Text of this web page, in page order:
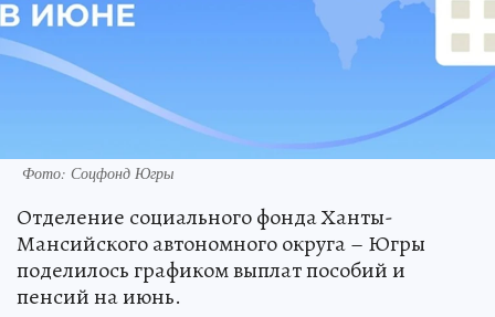
Фото: Соцфонд Югры
Отделение социального фонда Ханты-
Мансийского автономного округа – Югры
поделилось графиком выплат пособий и
пенсий на июнь.